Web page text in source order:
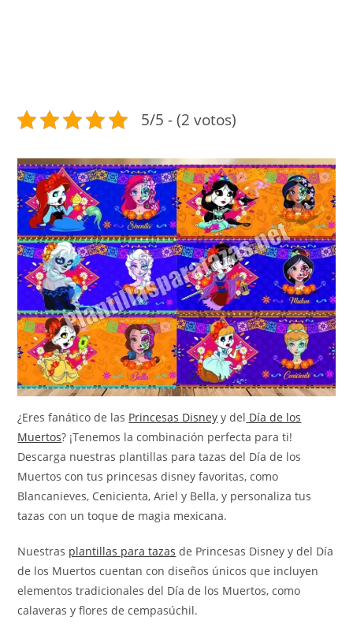
5/5 - (2 votos)
¿Eres fanático de las Princesas Disney y del Día de los
Muertos? ¡Tenemos la combinación perfecta para ti!
Descarga nuestras plantillas para tazas del Día de los
Muertos con tus princesas disney favoritas, como
Blancanieves, Cenicienta, Ariel y Bella, y personaliza tus
tazas con un toque de magia mexicana.
Nuestras plantillas para tazas de Princesas Disney y del Día
de los Muertos cuentan con diseños únicos que incluyen
elementos tradicionales del Día de los Muertos, como
calaveras y flores de cempasúchil.